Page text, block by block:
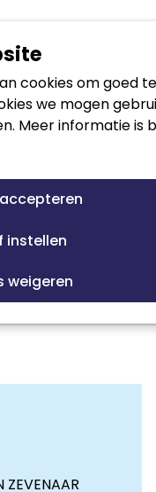
cookies om goed
we mogen
Meer informatie is
instellen
weigeren